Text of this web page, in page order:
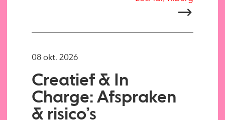
Creatief & In
Charge: Afspraken
& risico’s
08 okt. 2026